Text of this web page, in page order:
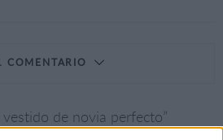
COMENTARIO
vestido de novia perfecto”